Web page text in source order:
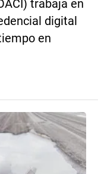
trabaja en
digital
en